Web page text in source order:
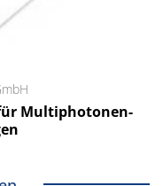
Multiphotonen-